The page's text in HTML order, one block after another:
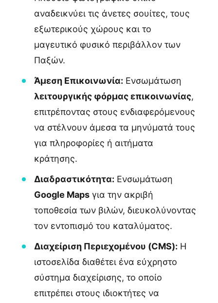
αναδεικνύει τις άνετες σουίτες, τους
εξωτερικούς χώρους και το
μαγευτικό φυσικό περιβάλλον των
Παξών.
Άμεση Επικοινωνία: Ενσωμάτωση
λειτουργικής φόρμας επικοινωνίας,
επιτρέποντας στους ενδιαφερόμενους
να στέλνουν άμεσα τα μηνύματά τους
για πληροφορίες ή αιτήματα
κράτησης.
Διαδραστικότητα: Ενσωμάτωση
Google Mapsγια την ακριβή
τοποθεσία των βιλών, διευκολύνοντας
τον εντοπισμό του καταλύματος.
Διαχείριση Περιεχομένου (CMS): Η
ιστοσελίδα διαθέτει ένα εύχρηστο
σύστημα διαχείρισης, το οποίο
επιτρέπει στους ιδιοκτήτες να